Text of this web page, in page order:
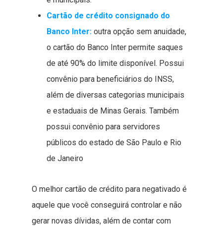
Cartão de crédito consignado do
Banco Inter: outra opção sem anuidade,
o cartão do Banco Inter permite saques
de até 90% do limite disponível. Possui
convênio para beneficiários do INSS,
além de diversas categorias municipais
e estaduais de Minas Gerais. Também
possui convênio para servidores
públicos do estado de São Paulo e Rio
de Janeiro
O melhor cartão de crédito para negativado é
aquele que você conseguirá controlar e não
gerar novas dívidas, além de contar com